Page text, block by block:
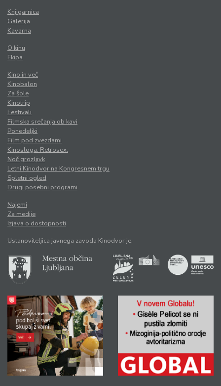
Knjigarnica
Galerija
Kavarna
O kinu
Ekipa
Kino in več
Kinobalon
Za šole
Kinotrip
Festivali
Filmska srečanja ob kavi
Ponedeljki
Film pod zvezdami
Kinosloga. Retrosex.
Noč grozljivk
Letni Kinodvor na Kongresnem trgu
Spletni ogled
Drugi posebni programi
Najemi
Za medije
Izjava o dostopnosti
Ustanoviteljica javnega zavoda Kinodvor je: